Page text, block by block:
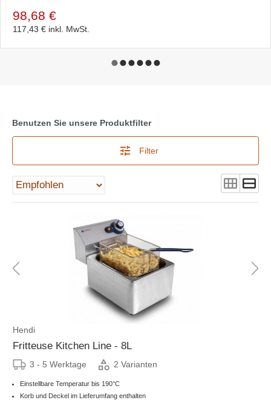
98,68 €
117,43 € inkl. MwSt.
Benutzen Sie unsere Produktfilter
Filter
Hendi
Fritteuse Kitchen Line - 8L
3 - 5 Werktage 2 Varianten
Einstellbare Temperatur bis 190°C
Korb und Deckel im Lieferumfang enthalten